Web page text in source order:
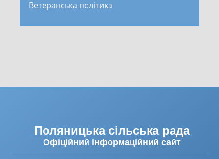
Ветеранська політика
Поляницька сільська рада
Офіційний інформаційний сайт